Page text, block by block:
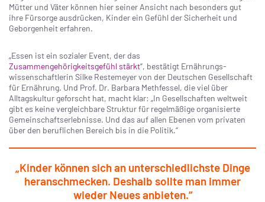
Mütter und Väter können hier seiner Ansicht nach besonders gut
ihre Fürsorge ausdrücken, Kinder ein Gefühl der Sicherheit und
Geborgenheit erfahren.
„Essen ist ein sozialer Event, der das
Zusammengehörigkeits­­gefühl stärkt“, bestätigt Ernährungs­
wissenschaftlerin Silke Restemeyer von der Deutschen Gesellschaft
für Ernährung. Und Prof. Dr. Barbara Methfessel, die viel über
Alltagskultur geforscht hat, macht klar: „In Gesellschaften weltweit
gibt es keine vergleichbare Struktur für regelmäßige organisierte
Gemeinschaftserlebnisse. Und das auf allen Ebenen vom privaten
über den beruflichen Bereich bis in die Politik.“
„Kinder können sich an unterschiedlichste Dinge
heranschmecken. Deshalb sollte man immer
wieder Neues anbieten.“